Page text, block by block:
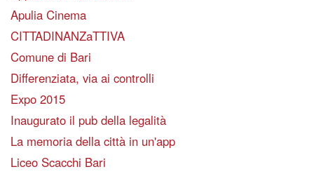
Apulia Cinema
CITTADINANZaTTIVA
Comune di Bari
Differenziata, via ai controlli
Expo 2015
Inaugurato il pub della legalità
La memoria della città in un'app
Liceo Scacchi Bari